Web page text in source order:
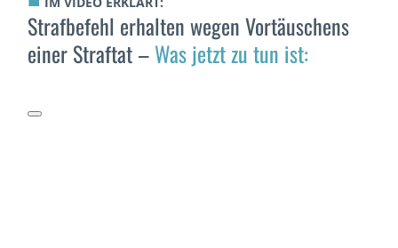
Strafbefehl erhalten wegen Vortäuschens
einer Straftat –Was jetzt zu tun ist: